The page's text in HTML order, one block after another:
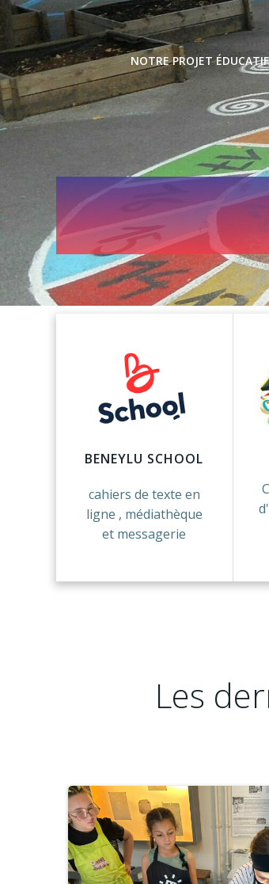
Skip
to
content
NOTRE PROJET ÉDUCATIF
BENEYLU SCHOOL
cahiers de texte en
ligne , médiathèque
et messagerie
Les